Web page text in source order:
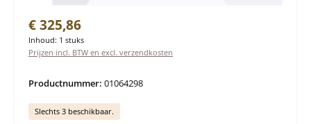
Normale prijs:
€ 325,86
Inhoud: 1 stuks
Prijzen incl. BTW en excl. verzendkosten
Productnummer: 01064298
Slechts 3 beschikbaar.